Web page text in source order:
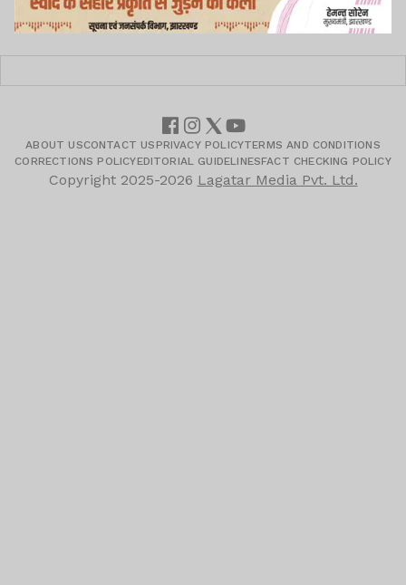
ABOUT USCONTACT US PRIVACY POLICYTERMS AND CONDITIONS
CORRECTIONS POLICYEDITORIAL GUIDELINESFACT CHECKING POLICY
Copyright 2025-2026 Lagatar Media Pvt. Ltd.